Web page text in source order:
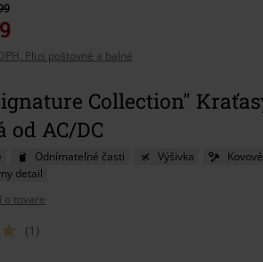
Plus poštovné a balné
Collection"
od AC/DC
Odnímateľné časti Výšivka
detail
o tovare
(1)